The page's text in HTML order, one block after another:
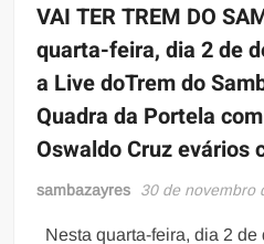
VAI TER TREM DO
quarta-feira, dia 2 de
a Live doTrem do
Quadra da Portela
Oswaldo Cruz evários
sambazayres 30 de novembro
Nesta quarta-feira, dia 2